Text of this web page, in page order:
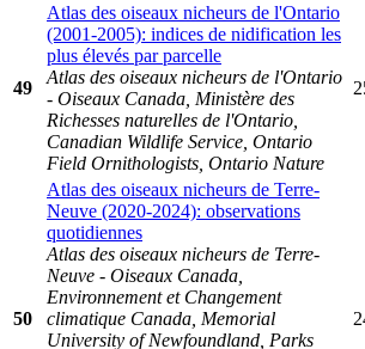
49
Atlas des oiseaux nicheurs de l'Ontario
(2001-2005): indices de nidification les
plus élevés par parcelle
Atlas des oiseaux nicheurs de l'Ontario
- Oiseaux Canada, Ministère des
Richesses naturelles de l'Ontario,
Canadian Wildlife Service, Ontario
Field Ornithologists, Ontario Nature
50
Atlas des oiseaux nicheurs de Terre-
Neuve (2020-2024): observations
quotidiennes
Atlas des oiseaux nicheurs de Terre-
Neuve - Oiseaux Canada,
Environnement et Changement
climatique Canada, Memorial
University of Newfoundland, Parks